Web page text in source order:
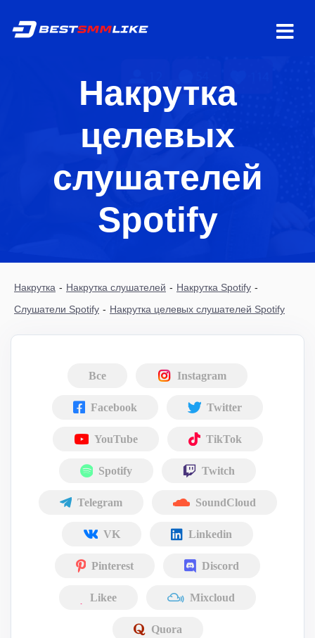
Накрутка
целевых
слушателей
Spotify
Накрутка - Накрутка слушателей - Накрутка Spotify -
Слушатели Spotify - Накрутка целевых слушателей Spotify
Все Instagram
Facebook Twitter
YouTube TikTok
Spotify Twitch
Telegram SoundCloud
VK Linkedin
Pinterest Discord
Likee Mixcloud
Quora